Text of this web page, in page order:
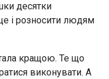
десятки
і розносити людям
кращою. Те що
виконувати. А